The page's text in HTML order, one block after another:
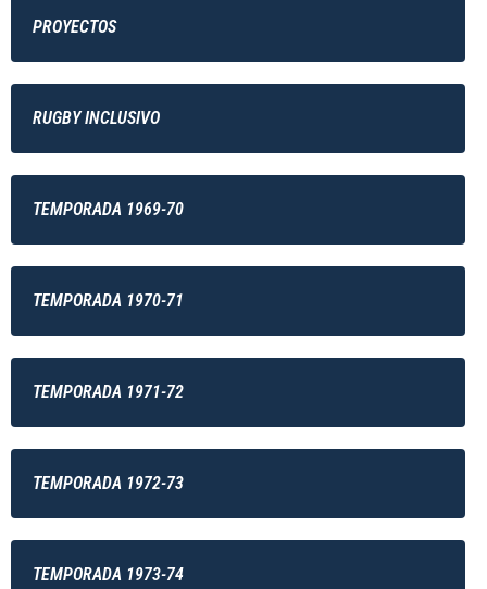
PROYECTOS
RUGBY INCLUSIVO
TEMPORADA 1969-70
TEMPORADA 1970-71
TEMPORADA 1971-72
TEMPORADA 1972-73
TEMPORADA 1973-74